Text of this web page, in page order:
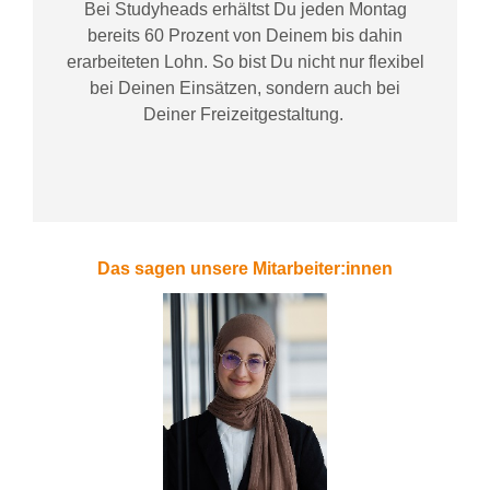
Bei Studyheadserhältst Du jeden Montag
bereits 60 Prozent von Deinem bis dahin
erarbeiteten Lohn. So bist Du nicht nur flexibel
bei Deinen Einsätzen, sondern auch bei
DeinerFreizeitgestaltung.
Das sagen unsere Mitarbeiter:innen